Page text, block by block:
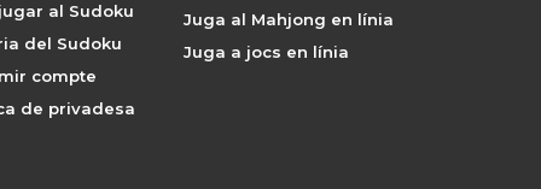
al Sudoku
del Sudoku
compte
de privadesa
Juga al Mahjong en línia
Juga a jocs en línia